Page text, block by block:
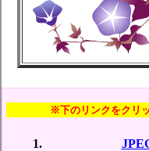
※下のリンクをクリ